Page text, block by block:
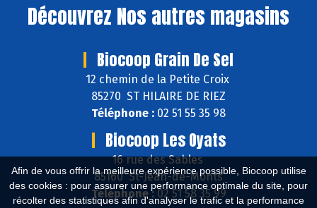
Afin de vous offrir la meilleure expérience possible, Biocoop utilise
des cookies : pour assurer une performance optimale du site, pour
récolter des statistiques afin d'analyser le trafic et la performance
Découvrez Nos autres magasins
Biocoop Grain De Sel
12 chemin de la Petite Croix
85270 ST HILAIRE DE RIEZ
Téléphone : 02 51 55 35 98
Biocoop Les Oyats
16 rue des Sables
85160 St-Jean-de-Monts
Téléphone :02 51 58 35 99